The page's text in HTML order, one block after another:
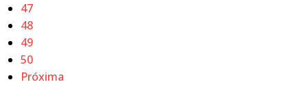
47
48
49
50
Próxima